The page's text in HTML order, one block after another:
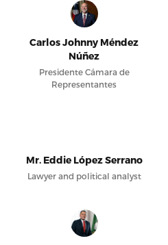
Carlos Johnny Méndez
Núñez
Presidente Cámara de
Representantes
Mr. Eddie López Serrano
Lawyer and political analyst